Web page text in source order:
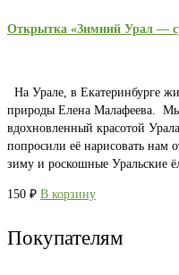
Открытка «Зимний Урал —
На Урале, в Екатеринбурге
природы Елена Малафеева. Мы
вдохновленный красотой
попросили её нарисовать нам
зиму и роскошные Уральские
150 ₽ В корзину
Покупателям